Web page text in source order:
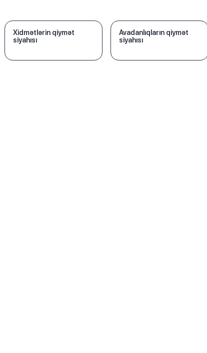
Xidmətlərin qiymət
siyahısı
Avadanlıqların qiymət
siyahısı